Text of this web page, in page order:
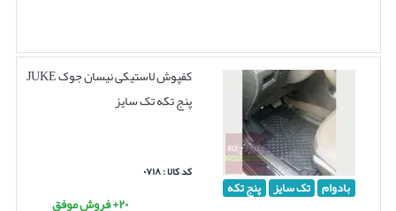
بادوام تک سایز پنج تکه
کفپوش لاستیکی نیسان جوک JUKE
پنج تکه تک سایز
کد کالا : ۰۷۱۸
۲۰+ فروش موفق